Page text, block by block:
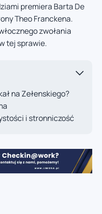
premiera Barta De
Theo Franckena.
zwołania
tej sprawie.
na Zełenskiego?
i stronniczość